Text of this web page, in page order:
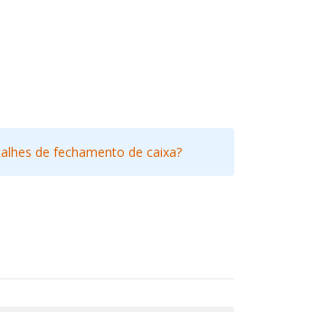
de fechamento de caixa?